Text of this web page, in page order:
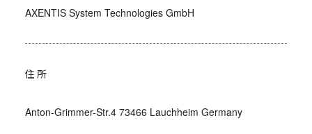
AXENTIS System Technologies GmbH
住所
Anton-Grimmer-Str.4 73466 Lauchheim Germany